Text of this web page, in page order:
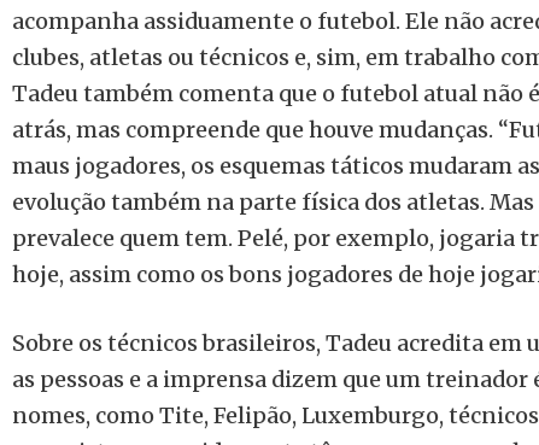
acompanha assiduamente o futebol. Ele não
clubes, atletas ou técnicos e, sim, em trabalho
Tadeu também comenta que o futebol atual não
atrás, mas compreende que houve mudanças.
maus jogadores, os esquemas táticos mudaram
evolução também na parte física dos atletas.
prevalece quem tem. Pelé, por exemplo, jogaria
hoje, assim como os bons jogadores de hoje
Sobre os técnicos brasileiros, Tadeu acredita em
as pessoas e a imprensa dizem que um treinador
nomes, como Tite, Felipão, Luxemburgo,